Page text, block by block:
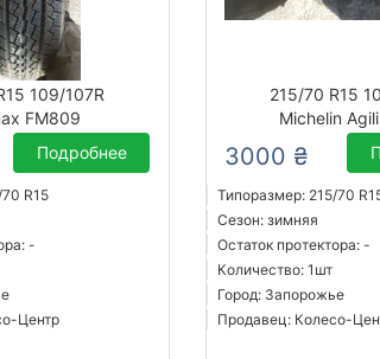
109/107R
FM809
Подробнее
R15
-
Центр
215/70 R15
Michelin
3000 ₴
Типоразмер: 215/70
Сезон: зимняя
Остаток протектора: -
Количество: 1шт
Город: Запорожье
Продавец: Колесо-